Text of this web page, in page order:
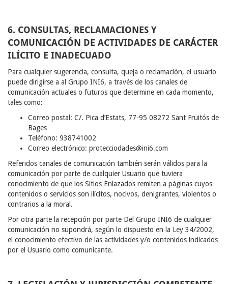
6. CONSULTAS, RECLAMACIONES Y
COMUNICACIÓN DE ACTIVIDADES DE CARÁCTER
ILÍCITO E INADECUADO
Para cualquier sugerencia, consulta, queja o reclamación, el usuario
puede dirigirse a al Grupo INI6, a través de los canales de
comunicación actuales o futuros que determine en cada momento,
tales como:
Correo postal: C/. Pica d’Estats, 77-95 08272 Sant Fruitós de
Bages
Teléfono: 938741002
Correo electrónico: protecciodades@ini6.com
Referidos canales de comunicación también serán válidos para la
comunicación por parte de cualquier Usuario que tuviera
conocimiento de que los Sitios Enlazados remiten a páginas cuyos
contenidos o servicios son ilícitos, nocivos, denigrantes, violentos o
contrarios a la moral.
Por otra parte la recepción por parte Del Grupo INI6 de cualquier
comunicación no supondrá, según lo dispuesto en la Ley 34/2002,
el conocimiento efectivo de las actividades y/o contenidos indicados
por el Usuario como comunicante.